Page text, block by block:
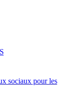
sociaux pour les